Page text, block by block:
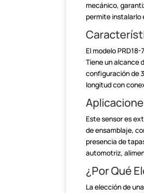
mecánico,
permite instalarlo
El modelo
Tiene un alcance
configuración de
longitud con
Este sensor es
de ensamblaje,
presencia de
automotriz,
¿Por Qué
La elección de